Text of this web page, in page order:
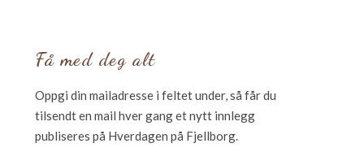
Få med deg alt
Oppgi din mailadresse i feltet under, så får du
tilsendt en mail hver gang et nytt innlegg
publiseres på Hverdagen på Fjellborg.